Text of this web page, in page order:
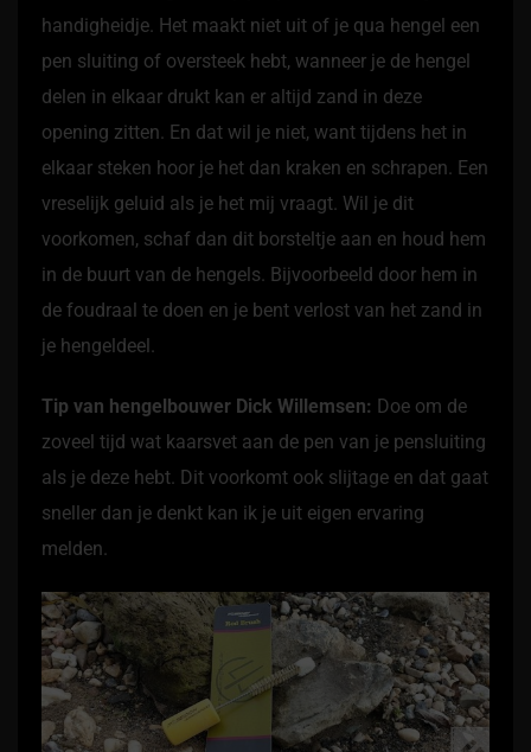
handigheidje. Het maakt niet uit of je qua hengel een
pen sluiting of oversteek hebt, wanneer je de hengel
delen in elkaar drukt kan er altijd zand in deze
opening zitten. En dat wil je niet, want tijdens het in
elkaar steken hoor je het dan kraken en schrapen. Een
vreselijk geluid als je het mij vraagt. Wil je dit
voorkomen, schaf dan dit borsteltje aan en houd hem
in de buurt van de hengels. Bijvoorbeeld door hem in
de foudraal te doen en je bent verlost van het zand in
je hengeldeel.
Tip van hengelbouwer Dick Willemsen: Doe om de
zoveel tijd wat kaarsvet aan de pen van je pensluiting
als je deze hebt. Dit voorkomt ook slijtage en dat gaat
sneller dan je denkt kan ik je uit eigen ervaring
melden.